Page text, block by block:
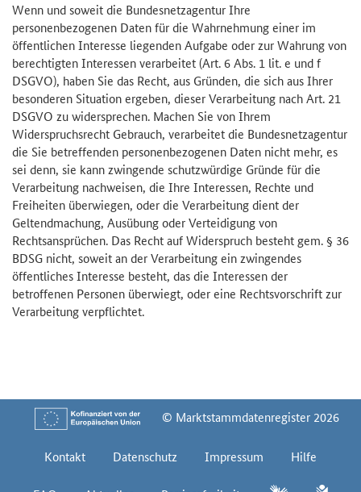
Wenn und soweit die Bundesnetzagentur Ihre
personenbezogenen Daten für die Wahrnehmung einer im
öffentlichen Interesse liegenden Aufgabe oder zur Wahrung von
berechtigten Interessen verarbeitet (Art. 6 Abs. 1 lit. e und f
DSGVO), haben Sie das Recht, aus Gründen, die sich aus Ihrer
besonderen Situation ergeben, dieser Verarbeitung nach Art. 21
DSGVO zu widersprechen. Machen Sie von Ihrem
Widerspruchsrecht Gebrauch, verarbeitet die Bundesnetzagentur
die Sie betreffenden personenbezogenen Daten nicht mehr, es
sei denn, sie kann zwingende schutzwürdige Gründe für die
Verarbeitung nachweisen, die Ihre Interessen, Rechte und
Freiheiten überwiegen, oder die Verarbeitung dient der
Geltendmachung, Ausübung oder Verteidigung von
Rechtsansprüchen. Das Recht auf Widerspruch besteht gem. § 36
BDSG nicht, soweit an der Verarbeitung ein zwingendes
öffentliches Interesse besteht, das die Interessen der
betroffenen Personen überwiegt, oder eine Rechtsvorschrift zur
Verarbeitung verpflichtet.
© Marktstammdatenregister 2026
Kontakt Datenschutz Impressum Hilfe